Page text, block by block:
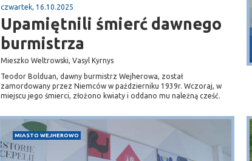
czwartek, 16.10.2025
Upamiętnili śmierć dawnego
burmistrza
Mieszko Weltrowski, Vasyl Kyrnys
Teodor Bolduan, dawny burmistrz Wejherowa, został
zamordowany przez Niemców w październiku 1939r. Wczoraj, w
miejscu jego śmierci, złożono kwiaty i oddano mu należną cześć.
MIASTO WEJHEROWO
Puck
Przystań, molo